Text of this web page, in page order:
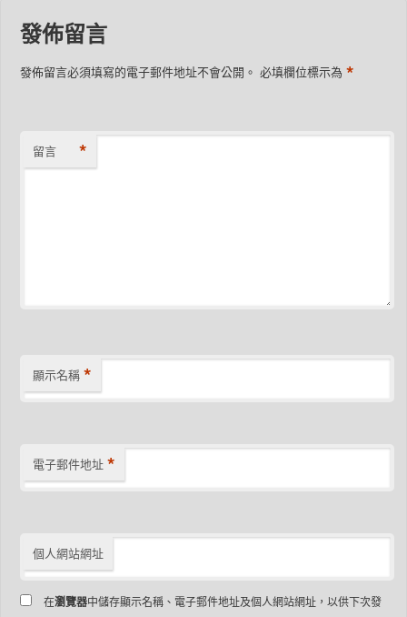
發佈留言
發佈留言必須填寫的電子郵件地址不會公開。 必填欄位標示為*
留言 *
顯示名稱 *
電子郵件地址 *
個人網站網址
在瀏覽器中儲存顯示名稱、電子郵件地址及個人網站網址，以供下次發